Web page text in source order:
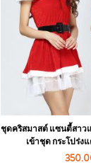
ชุดคริสมาสต์ แซนตี้สาว
เข้าชุด กระโปร่ง